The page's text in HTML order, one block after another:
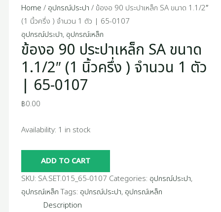
Home / อุปกรณ์ประปา / ข้องอ 90 ประปาเหล็ก SA ขนาด 1.1/2″
(1 นิ้วครึ่ง ) จำนวน 1 ตัว | 65-0107
อุปกรณ์ประปา, อุปกรณ์เหล็ก
ข้องอ 90 ประปาเหล็ก SA ขนาด
1.1/2″ (1 นิ้วครึ่ง ) จำนวน 1 ตัว
| 65-0107
฿0.00
Availability: 1 in stock
จำนวน
1
ตัว
|
65-
0107
quantity
ADD TO CART
SKU: SA.SET.015_65-0107 Categories: อุปกรณ์ประปา,
อุปกรณ์เหล็ก Tags: อุปกรณ์ประปา, อุปกรณ์เหล็ก
Description